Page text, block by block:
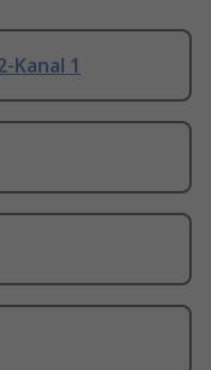
Kanal 1